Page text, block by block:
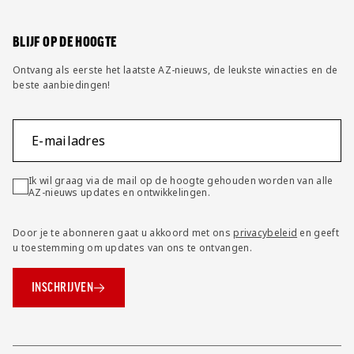
BLIJF OP DE HOOGTE
Ontvang als eerste het laatste AZ-nieuws, de leukste winacties en de
beste aanbiedingen!
E-mailadres
Ik wil graag via de mail op de hoogte gehouden worden van alle
AZ-nieuws updates en ontwikkelingen.
Door je te abonneren gaat u akkoord met onsprivacybeleid en geeft
u toestemming om updates van ons te ontvangen.
INSCHRIJVEN